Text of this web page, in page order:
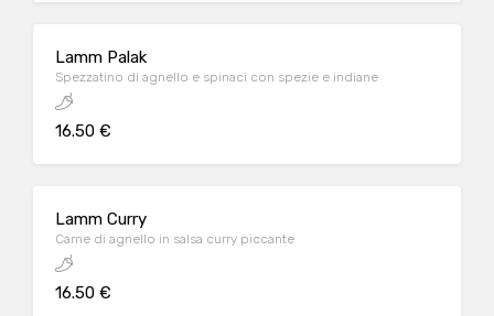
Lamm Palak
Spezzatino di agnello e spinaci con spezie e indiane
16.50 €
Lamm Curry
Carne di agnello in salsa curry piccante
16.50 €